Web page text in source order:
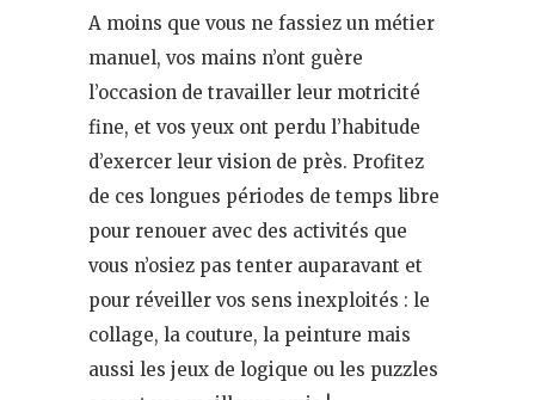
A moins que vous ne fassiez un métier
manuel, vos mains n’ont guère
l’occasion de travailler leur motricité
fine, et vos yeux ont perdu l’habitude
d’exercer leur vision de près. Profitez
de ces longues périodes de temps libre
pour renouer avec des activités que
vous n’osiez pas tenter auparavant et
pour réveiller vos sens inexploités : le
collage, la couture, la peinture mais
aussi les jeux de logique ou les puzzles